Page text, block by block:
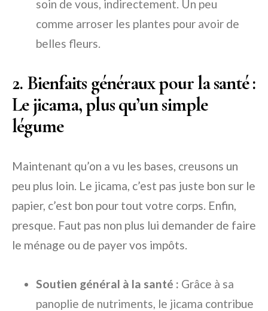
soin de vous, indirectement. Un peu
comme arroser les plantes pour avoir de
belles fleurs.
2. Bienfaits généraux pour la santé :
Le jicama, plus qu’un simple
légume
Maintenant qu’on a vu les bases, creusons un
peu plus loin. Le jicama, c’est pas juste bon sur le
papier, c’est bon pour tout votre corps. Enfin,
presque. Faut pas non plus lui demander de faire
le ménage ou de payer vos impôts.
Soutien général à la santé : Grâce à sa
panoplie de nutriments, le jicama contribue